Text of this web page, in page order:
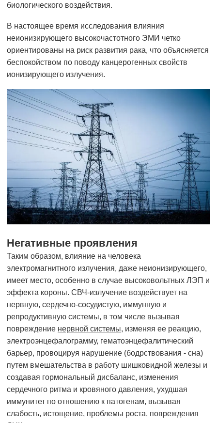
биологического воздействия.
В настоящее время исследования влияния
неионизирующего высокочастотного ЭМИ четко
ориентированы на риск развития рака, что объясняется
беспокойством по поводу канцерогенных свойств
ионизирующего излучения.
Негативные проявления
Таким образом, влияние на человека
электромагнитного излучения, даже неионизирующего,
имеет место, особенно в случае высоковольтных ЛЭП и
эффекта короны. СВЧ-излучение воздействует на
нервную, сердечно-сосудистую, иммунную и
репродуктивную системы, в том числе вызывая
повреждение нервной системы, изменяя ее реакцию,
электроэнцефалограмму, гематоэнцефалитический
барьер, провоцируя нарушение (бодрствования - сна)
путем вмешательства в работу шишковидной железы и
создавая гормональный дисбаланс, изменения
сердечного ритма и кровяного давления, ухудшая
иммунитет по отношению к патогенам, вызывая
слабость, истощение, проблемы роста, повреждения